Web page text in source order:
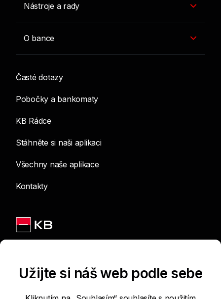
Nástroje a rady
O bance
Časté dotazy
Pobočky a bankomaty
KB Rádce
Stáhněte si naši aplikaci
Všechny naše aplikace
Kontakty
Užijte si náš web podle sebe